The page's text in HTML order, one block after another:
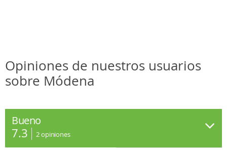
Opiniones de nuestros usuarios
sobre Módena
Bueno
7.3 2opiniones